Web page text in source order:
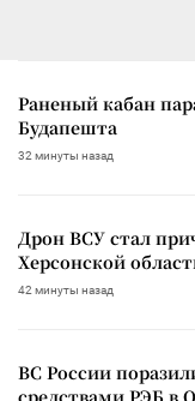
Раненый кабан
Будапешта
32 минуты назад
Дрон ВСУ стал
Херсонской
42 минуты назад
ВС России
средствами РЭБ в